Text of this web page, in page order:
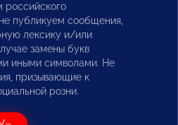
российского
публикуем сообщения,
лексику и/или
замены букв
иными символами. Не
призывающие к
розни.